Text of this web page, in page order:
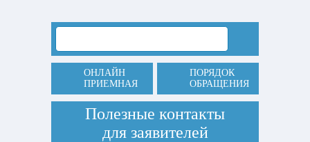
ОНЛАЙН
ПРИЕМНАЯ
ПОРЯДОК
ОБРАЩЕНИЯ
Полезные контакты
для заявителей